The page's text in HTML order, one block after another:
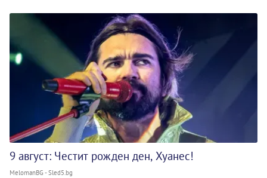
9 август: Честит рожден ден, Хуанес!
MelomanBG - Sled5.bg